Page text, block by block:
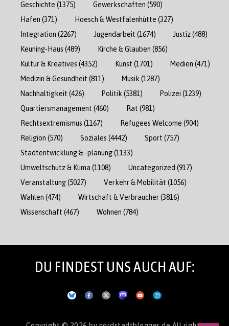
Geschichte (1375) Gewerkschaften (590)
Hafen (371) Hoesch & Westfalenhütte (327)
Integration (2267) Jugendarbeit (1674) Justiz(488)
Keuning-Haus (489) Kirche & Glauben (856)
Kultur & Kreatives (4352) Kunst (1701) Medien (471)
Medizin & Gesundheit (811) Musik(1287)
Nachhaltigkeit (426) Politik(5381) Polizei (1239)
Quartiersmanagement (460) Rat (981)
Rechtsextremismus (1167) Refugees Welcome (904)
Religion (570) Soziales (4442) Sport (757)
Stadtentwicklung & -planung(1133)
Umweltschutz & Klima (1108) Uncategorized (917)
Veranstaltung(5027) Verkehr & Mobilität (1056)
Wahlen (474) Wirtschaft & Verbraucher(3816)
Wissenschaft (467) Wohnen (784)
DU FINDEST UNS AUCH AUF: